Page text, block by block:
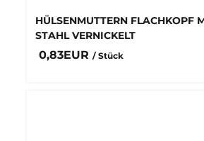
HÜLSENMUTTERN FLACHKOPF
STAHL VERNICKELT
0,83EUR / Stück